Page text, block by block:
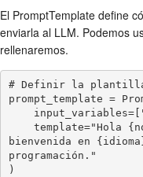
El PromptTemplate define
enviarla al LLM. Podemos
rellenaremos.
# Definir la plantilla
prompt_template =
bienvenida en
programación."
)